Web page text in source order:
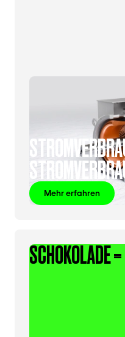
Mehr erfahren
SCHOKOLADE